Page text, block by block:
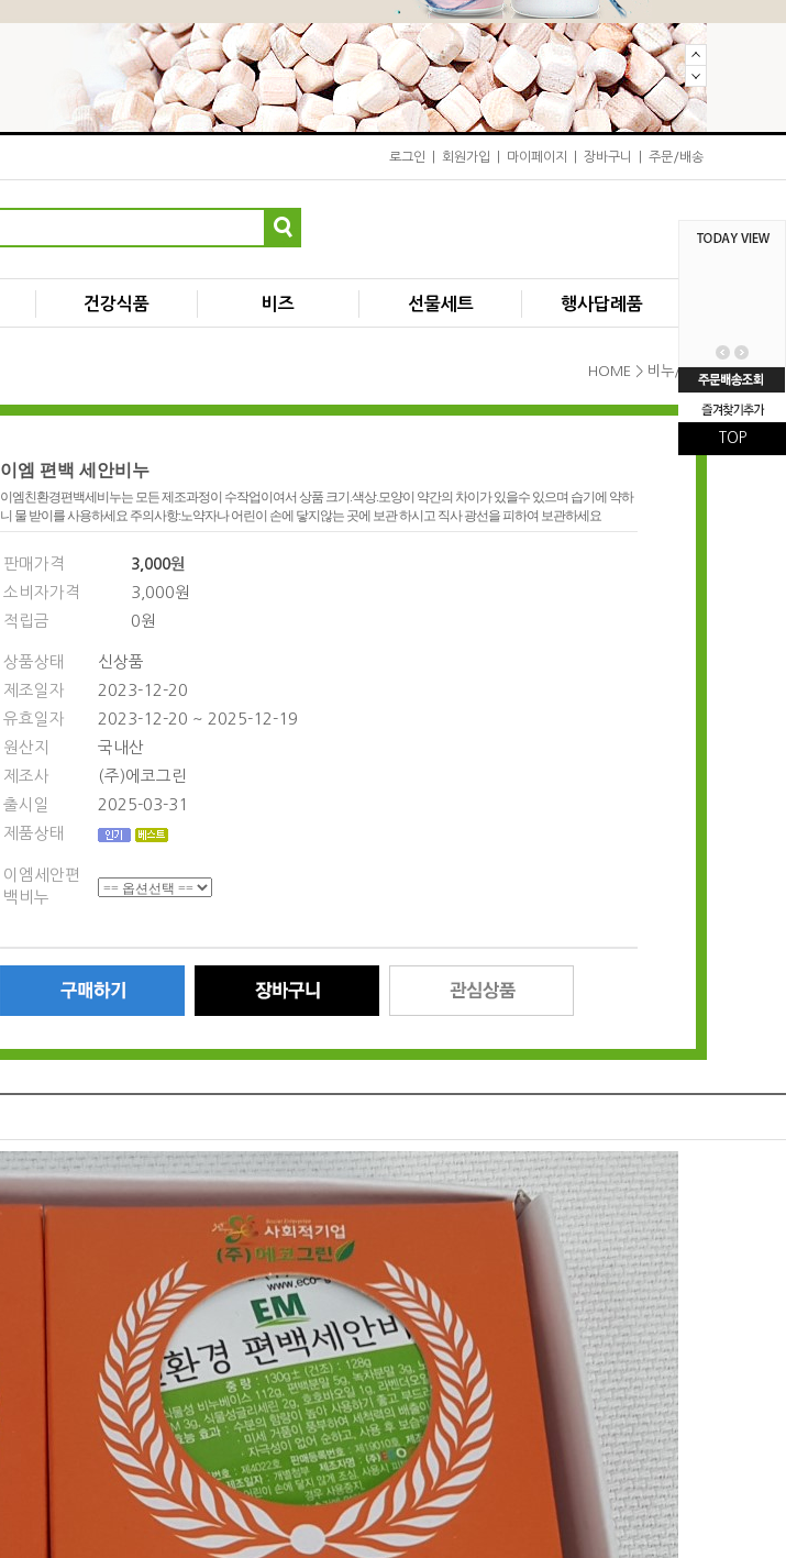
로그인 회원가입 마이페이지 장바구니 주문/배송
건강식품 비즈 선물세트 행사답례품
HOME > 비누/세제
이엠 편백 세안비누
이엠친환경편백세비누는 모든 제조과정이 수작업이여서 상품 크기.색상.모양이 약간의 차이가 있을수 있으며 습기에 약하
니 물 받이를 사용하세요 주의사항:노약자나 어린이 손에 닿지않는 곳에 보관 하시고 직사 광선을 피하여 보관하세요
판매가격 3,000원
소비자가격 3,000원
적립금
0원
상품상태
신상품
제조일자
2023-12-20
유효일자
2023-12-20 ~ 2025-12-19
원산지
국내산
제조사
(주)에코그린
출시일
2025-03-31
제품상태
이엠세안편
백비누
TOP